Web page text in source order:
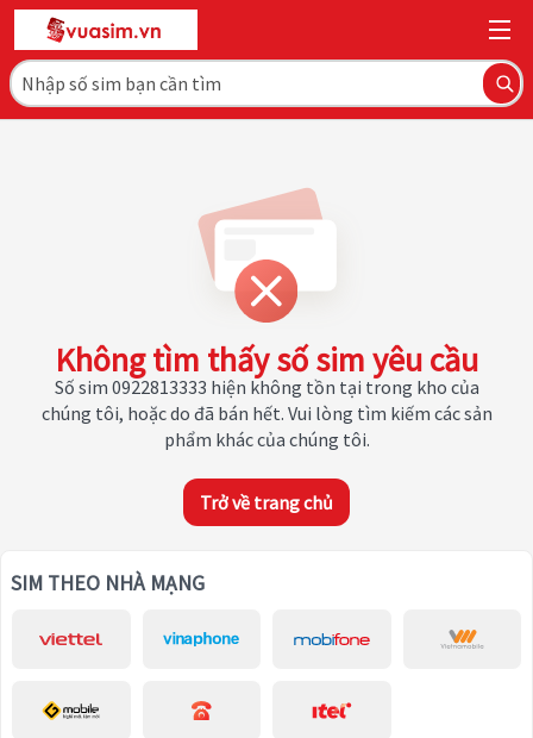
Không tìm thấy số sim yêu cầu
Số sim 0922813333 hiện không tồn tại trong kho của
chúng tôi, hoặc do đã bán hết. Vui lòng tìm kiếm các sản
phẩm khác của chúng tôi.
Trở về trang chủ
SIM THEO NHÀ MẠNG